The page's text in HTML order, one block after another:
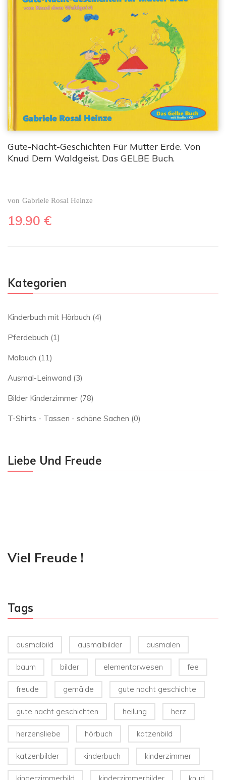
Kategorien
Kinderbuch mit Hörbuch (4)
Pferdebuch (1)
Malbuch (11)
Ausmal-Leinwand (3)
Bilder Kinderzimmer (78)
T-Shirts - Tassen - schöne Sachen (0)
Liebe Und Freude
Viel Freude !
Tags
ausmalbild ausmalbilder ausmalen
baum bilder elementarwesen fee
freude gemälde gute nacht geschichte
gute nacht geschichten heilung herz
herzensliebe hörbuch katzenbild
katzenbilder kinderbuch kinderzimmer
Gute-Nacht-Geschichten Für Mutter Erde. Von
Knud Dem Waldgeist. Das GELBE Buch.
von Gabriele Rosal Heinze
19.90 €